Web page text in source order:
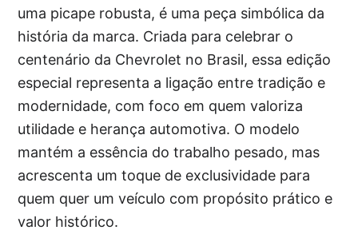
uma picape robusta, é uma peça simbólica da
história da marca. Criada para celebrar o
centenário da Chevrolet no Brasil, essa edição
especial representa a ligação entre tradição e
modernidade, com foco em quem valoriza
utilidade e herança automotiva. O modelo
mantém a essência do trabalho pesado, mas
acrescenta um toque de exclusividade para
quem quer um veículo com propósito prático e
valor histórico.